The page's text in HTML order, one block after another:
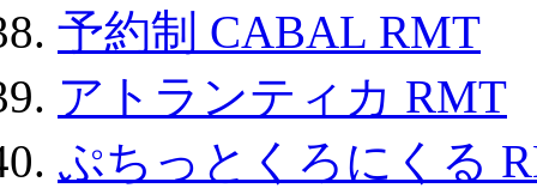
予約制 CABAL RMT
アトランティカ RMT
ぷちっとくろにくる